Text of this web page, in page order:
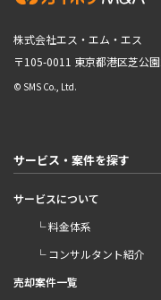
株式会社エス・エム・エス
〒105-0011 東京都港区芝公
© SMS Co., Ltd.
サービス・案件を探す
サービスについて
└ 料金体系
└ コンサルタント紹介
売却案件一覧